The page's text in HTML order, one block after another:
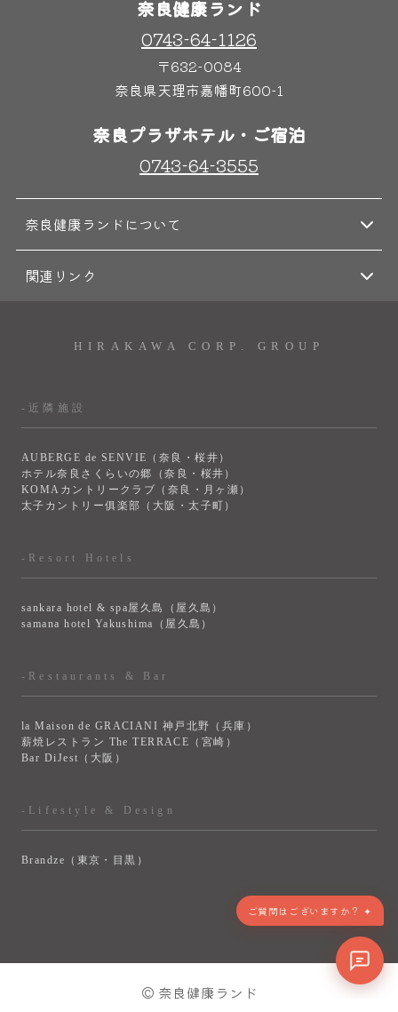
奈良健康ランド
0743-64-1126
〒632-0084
奈良県天理市嘉幡町600-1
奈良プラザホテル・ご宿泊
0743-64-3555
奈良健康ランドについて
関連リンク
HIRAKAWA CORP. GROUP
-近隣施設
AUBERGE de SENVIE（奈良・桜井）
ホテル奈良さくらいの郷（奈良・桜井）
KOMAカントリークラブ（奈良・月ヶ瀬）
太子カントリー俱楽部（大阪・太子町）
-Resort Hotels
sankara hotel & spa屋久島（屋久島）
samana hotel Yakushima（屋久島）
-Restaurants & Bar
la Maison de GRACIANI 神戸北野（兵庫）
薪焼レストラン The TERRACE（宮崎）
Bar DiJest（大阪）
-Lifestyle & Design
Brandze（東京・目黒）
> VIEW MORE
© 奈良健康ランド